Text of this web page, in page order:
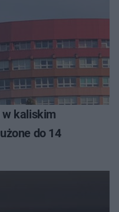
w kaliskim
do 14